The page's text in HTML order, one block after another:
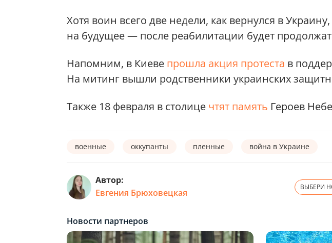
Хотя воин всего две недели, как вернулся в
на будущее — после реабилитации будет
Напомним, в Киеве прошла акция протеста в
На митинг вышли родственники украинских
Также 18 февраля в столице чтят память Героев
военные оккупанты пленные война в Украине
Автор:
Евгения Брюховецкая
ВЫБЕРИ